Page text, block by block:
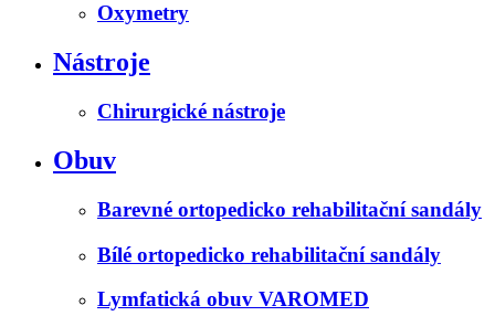
Oxymetry
Nástroje
Chirurgické nástroje
Obuv
Barevné ortopedicko rehabilitační sandály
Bílé ortopedicko rehabilitační sandály
Lymfatická obuv VAROMED